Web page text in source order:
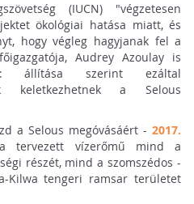
(IUCN) "végzetesen
ökológiai hatása miatt, és
hogy végleg hagyjanak fel a
Audrey Azoulay is
állítása szerint ezáltal
keletkezhetnek a Selous
a Selous megóvásáért -2017.
tervezett vízerőmű mind a
részét, mind a szomszédos -
Kilwa tengeri ramsar területet